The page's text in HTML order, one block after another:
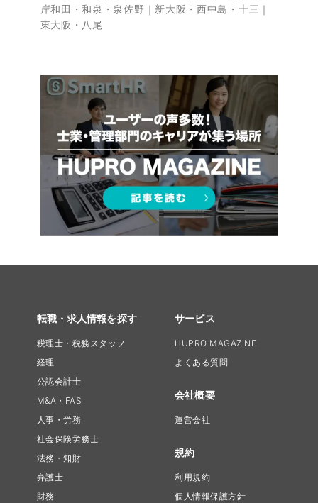
岸和田・和泉・泉佐野
新大阪・西中島・十三
東大阪・八尾
転職・求人情報を探す
税理士・税務スタッフ
経理
公認会計士
M&A・FAS
人事・労務
社会保険労務士
法務・知財
弁護士
財務
サービス
HUPRO MAGAZINE
よくある質問
会社概要
運営会社
規約
利用規約
個人情報保護方針